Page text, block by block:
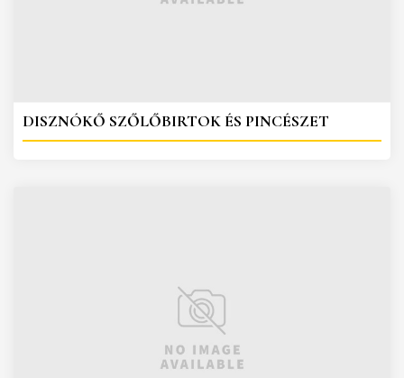
DISZNÓKŐ SZŐLŐBIRTOK ÉS PINCÉSZET